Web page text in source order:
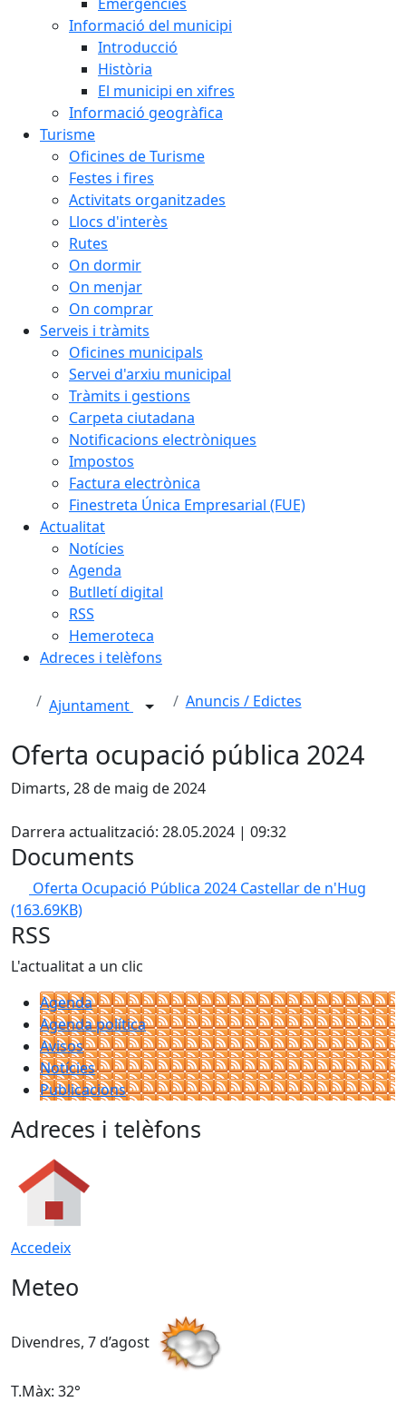
Informació del municipi
Introducció
Història
El municipi en xifres
Informació geogràfica
Turisme
Oficines de Turisme
Festes i fires
Activitats organitzades
Llocs d'interès
Rutes
On dormir
On menjar
On comprar
Serveis i tràmits
Oficines municipals
Servei d'arxiu municipal
Tràmits i gestions
Carpeta ciutadana
Notificacions electròniques
Impostos
Factura electrònica
Finestreta Única Empresarial (FUE)
Actualitat
Notícies
Agenda
Butlletí digital
RSS
Hemeroteca
Adreces i telèfons
Ajuntament Anuncis / Edictes
Oferta ocupació pública 2024
Dimarts, 28 de maig de 2024
Darrera actualització: 28.05.2024 | 09:32
Documents
Oferta Ocupació Pública 2024 Castellar de n'Hug
(163.69KB)
RSS
L'actualitat a un clic
Agenda
Agenda política
Avisos
Notícies
Publicacions
Adreces i telèfons
Accedeix
Meteo
Divendres, 7 d’agost
T.Màx: 32°